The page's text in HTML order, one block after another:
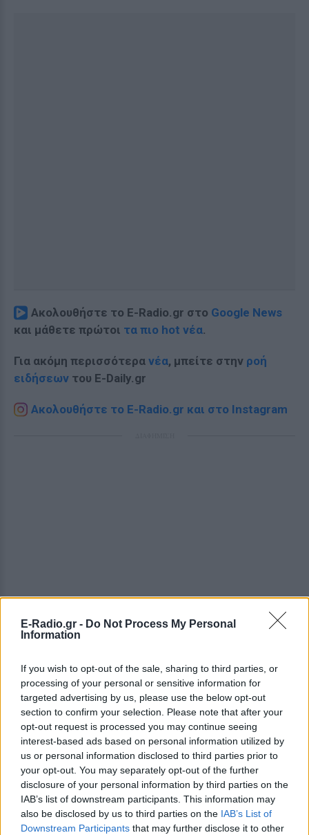
E-Radio.gr - Do Not Process My Personal
Information
If you wish to opt-out of the sale, sharing to third parties, or
processing of your personal or sensitive information for
targeted advertising by us, please use the below opt-out
section to confirm your selection. Please note that after your
opt-out request is processed you may continue seeing
interest-based ads based on personal information utilized by
us or personal information disclosed to third parties prior to
your opt-out. You may separately opt-out of the further
disclosure of your personal information by third parties on the
IAB’s list of downstream participants. This information may
also be disclosed by us to third parties on the IAB’s List of
Downstream Participants that may further disclose it to other
Ακολουθήστε το E-Radio.gr στο Google News
και μάθετε πρώτοι τα πιο hot νέα.
Για ακόμη περισσότερα νέα, μπείτε στην ροή
ειδήσεων του E-Daily.gr
Ακολουθήστε το E-Radio.gr και στο Instagram
ΔΕΙΤΕ ΕΠΙΣΗΣ
ΣΤΗΝ ΙΔΙΑ ΚΑΤΗΓΟΡΙΑ